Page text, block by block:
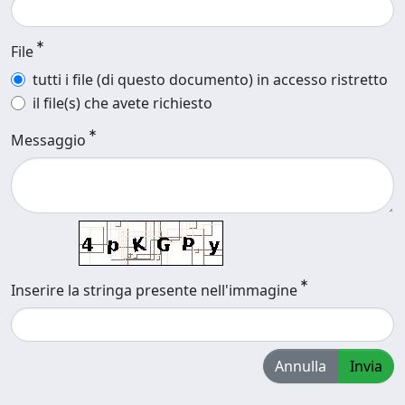
File
tutti i file (di questo documento) in accesso ristretto
il file(s) che avete richiesto
Messaggio
Inserire la stringa presente nell'immagine
Annulla Invia